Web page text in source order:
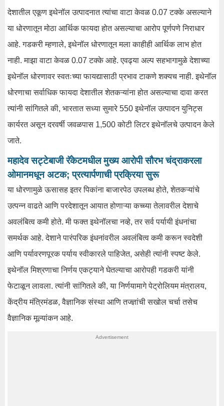
देशातील एकूण इथेनॉल उत्पादनात त्यांचा वाटा केवळ 0.07 टक्के असल्याने
या धोरणातून मोठा आर्थिक फायदा होत असल्याचा आरोप पूर्णपणे निराधार
आहे. गडकरी म्हणाले, इथेनॉल धोरणातून मला काहीही आर्थिक लाभ होत
नाही. माझा वाटा केवळ 0.07 टक्के आहे. एवढ्या अल्प सहभागामुळे देशाच्या
इथेनॉल धोरणावर स्वतःच्या फायद्यासाठी प्रभाव टाकणे शक्यच नाही. इथेनॉल
धोरणाचा सर्वाधिक फायदा देशातील शेतकऱ्यांना होत असल्याचा दावा करत
त्यांनी सांगितले की, भारतात सध्या सुमारे 550 इथेनॉल उत्पादन युनिट्स
कार्यरत असून दरवर्षी जवळपास 1,500 कोटी लिटर इथेनॉलचे उत्पादन केले
जाते.
महादेव सट्टेबाजी रॅकेटमधील मुख्य आरोपी सौरभ चंद्राकरला
ओमानमधून अटक; प्रत्यार्पणाची प्रक्रिया सुरू
या धोरणामुळे ऊसासह इतर पिकांना बाजारपेठ उपलब्ध होते, शेतकऱ्यांचे
उत्पन्न वाढते आणि परदेशातून आयात होणाऱ्या कच्च्या तेलावरील देशाचे
अवलंबित्व कमी होते. मी फक्त इथेनॉलचा नव्हे, तर सर्व पर्यायी इंधनांचा
समर्थक आहे. देशाने पारंपरिक इंधनांवरील अवलंबित्व कमी करून स्वदेशी
आणि पर्यावरणपूरक पर्याय स्वीकारले पाहिजेत, असेही त्यांनी स्पष्ट केले.
इथेनॉल मिश्रणाचा निर्णय एकट्याने घेतल्याचा आरोपही गडकरी यांनी
फेटाळून लावला. त्यांनी सांगितले की, या निर्णयामागे पेट्रोलियम मंत्रालय,
केंद्रीय मंत्रिमंडळ, वैज्ञानिक संस्था आणि तज्ज्ञांची सखोल चर्चा तसेच
वैज्ञानिक मूल्यांकन आहे.